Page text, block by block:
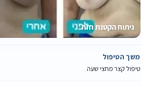
ניתוח הקטנת חזה
משך הטיפול
טיפול קצר מחצי שעה